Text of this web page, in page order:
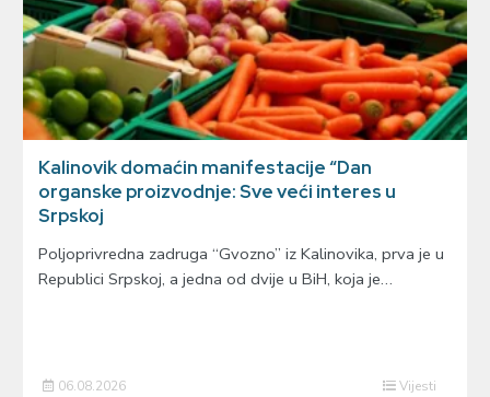
Kalinovik domaćin manifestacije “Dan
organske proizvodnje: Sve veći interes u
Srpskoj
Poljoprivredna zadruga “Gvozno” iz Kalinovika, prva je u
Republici Srpskoj, a jedna od dvije u BiH, koja je…
06.08.2026 Vijesti